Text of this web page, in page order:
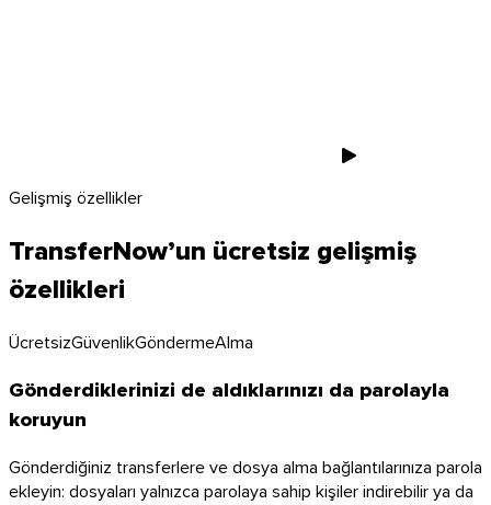
Gelişmiş özellikler
TransferNow’un ücretsiz gelişmiş
özellikleri
ÜcretsizGüvenlikGöndermeAlma
Gönderdiklerinizi de aldıklarınızı da parolayla
koruyun
Gönderdiğiniz transferlere ve dosya alma bağlantılarınıza parola
ekleyin: dosyaları yalnızca parolaya sahip kişiler indirebilir ya da